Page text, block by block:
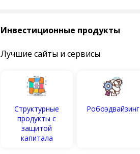
Инвестиционные продукты
Лучшие сайты и сервисы
Структурные
продукты с
защитой
капитала
Робоэдвайзинг